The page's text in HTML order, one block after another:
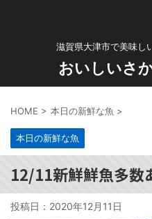
滋賀県大津市で美味し
おいしいさ
HOME > 本日の新鮮な魚 >
本日の新鮮な魚
12/11新鮮鮮魚多数
投稿日： 2020年12月11日